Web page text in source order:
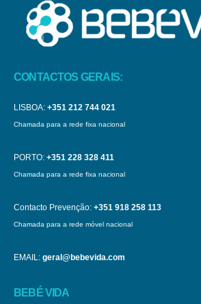
CONTACTOS GERAIS:
LISBOA: +351 212 744 021
Chamada para a rede fixa nacional
PORTO: +351 228 328 411
Chamada para a rede fixa nacional
Contacto Prevenção: +351 918 258 113
Chamada para a rede móvel nacional
EMAIL: geral@bebevida.com
BEBÉ VIDA